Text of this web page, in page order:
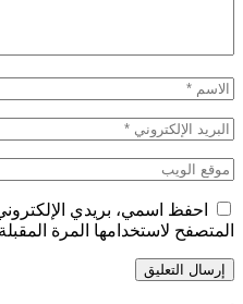
احفظ اسمي، بريدي
المتصفح لاستخدامها المرة